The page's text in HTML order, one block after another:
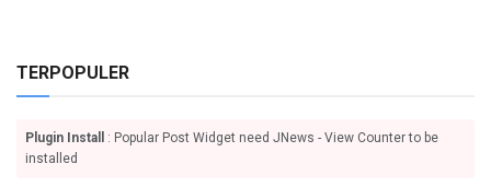
TERPOPULER
Plugin Install
: Popular Post Widget need JNews - View Counter to be
installed